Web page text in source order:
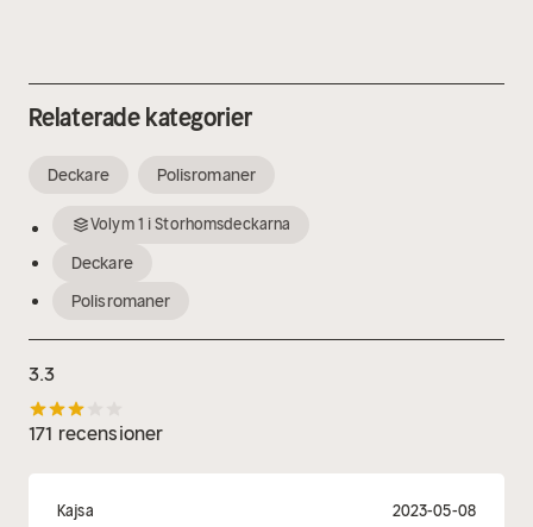
Relaterade kategorier
Deckare Polisromaner
Volym1 iStorhomsdeckarna
Deckare
Polisromaner
3.3
171 recensioner
Kajsa 2023-05-08